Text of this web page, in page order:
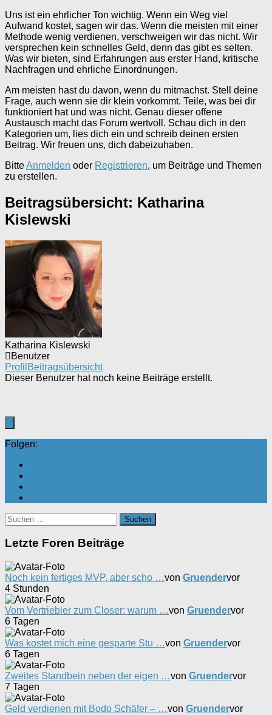
Uns ist ein ehrlicher Ton wichtig. Wenn ein Weg viel
Aufwand kostet, sagen wir das. Wenn die meisten mit einer
Methode wenig verdienen, verschweigen wir das nicht. Wir
versprechen kein schnelles Geld, denn das gibt es selten.
Was wir bieten, sind Erfahrungen aus erster Hand, kritische
Nachfragen und ehrliche Einordnungen.
Am meisten hast du davon, wenn du mitmachst. Stell deine
Frage, auch wenn sie dir klein vorkommt. Teile, was bei dir
funktioniert hat und was nicht. Genau dieser offene
Austausch macht das Forum wertvoll. Schau dich in den
Kategorien um, lies dich ein und schreib deinen ersten
Beitrag. Wir freuen uns, dich dabeizuhaben.
BitteAnmelden oder Registrieren, um Beiträge und Themen
zu erstellen.
Beitragsübersicht: Katharina
Kislewski
Katharina Kislewski
Benutzer
Profil Beitragsübersicht
Dieser Benutzer hat noch keine Beiträge erstellt.
Folgen:
Suchen
nach:
Letzte Foren Beiträge
Noch kein fertiges MVP, aber scho …von Gruendervor
4 Stunden
Vom Vertriebler zum Closer: warum …von Gruendervor
6 Tagen
Was kostet mich eine gesparte Stu …von Gruendervor
6 Tagen
Zweites Standbein neben der eigen …von Gruendervor
7 Tagen
Geld verdienen mit Bodo Schäfer – …von Gruendervor